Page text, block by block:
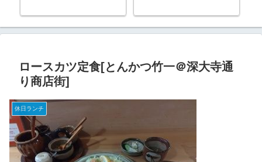
ロースカツ定食[とんかつ竹一＠深大寺通
り商店街]
休日ランチ